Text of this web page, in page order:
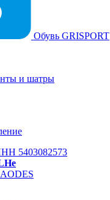
Обувь GRISPORT
и шатры
5403082573